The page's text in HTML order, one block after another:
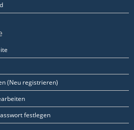
(Neu registrieren)
festlegen